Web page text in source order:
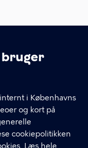
bruger
i Københavns
og kort på
cookiepolitikken
Læs hele